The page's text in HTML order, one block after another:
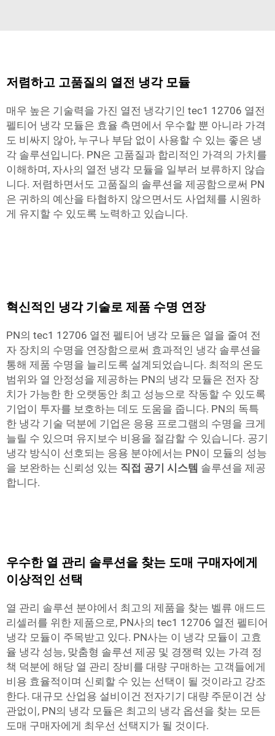
저렴하고 고품질의 열전 냉각 모듈
매우 높은 기술력을 가진 열전 냉각기인 tec1 12706 열전
펠티어 냉각 모듈은 효율 측면에서 우수할 뿐 아니라 가격
도 비싸지 않아, 누구나 부담 없이 사용할 수 있는 좋은 냉
각 솔루션입니다. PN은 고품질과 합리적인 가격의 가치를
이해하며, 자사의 열전 냉각 모듈을 일부러 보류하지 않습
니다. 저렴하면서도 고품질의 솔루션을 제공함으로써 PN
은 귀하의 예산을 타협하지 않으면서도 사업체를 시원하
게 유지할 수 있도록 노력하고 있습니다.
혁신적인 냉각 기술로 제품 수명 연장
PN의 tec1 12706 열전 펠티어 냉각 모듈은 열을 줄여 전
자 장치의 수명을 연장함으로써 효과적인 냉각 솔루션을
통해 제품 수명을 늘리도록 설계되었습니다. 최적의 온도
범위와 열 안정성을 제공하는 PN의 냉각 모듈은 전자 장
치가 가능한 한 오랫동안 최고 성능으로 작동할 수 있도록
기업이 투자를 보호하는 데도 도움을 줍니다. PN의 독특
한 냉각 기술 덕분에 기업은 응용 프로그램의 수명을 크게
늘릴 수 있으며 유지보수 비용을 절감할 수 있습니다. 공기
냉각 방식이 선호되는 응용 분야에서는 PN이 모듈의 성능
을 보완하는 신뢰성 있는 직접 공기 시스템 솔루션을 제공
합니다.
우수한 열 관리 솔루션을 찾는 도매 구매자에게
이상적인 선택
열 관리 솔루션 분야에서 최고의 제품을 찾는 벨류 애드드
리셀러를 위한 제품으로, PN사의 tec1 12706 열전 펠티어
냉각 모듈이 주목받고 있다. PN사는 이 냉각 모듈이 고효
율 냉각 성능, 맞춤형 솔루션 제공 및 경쟁력 있는 가격 정
책 덕분에 해당 열 관리 장비를 대량 구매하는 고객들에게
비용 효율적이며 신뢰할 수 있는 선택이 될 것이라고 강조
한다. 대규모 산업용 설비이건 전자기기 대량 주문이건 상
관없이, PN의 냉각 모듈은 최고의 냉각 옵션을 찾는 모든
도매 구매자에게 최우선 선택지가 될 것이다.